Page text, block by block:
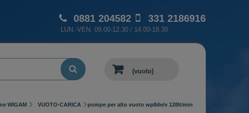
0881 204582 331 2186916
LUN.-VEN. 09.00-12.30 / 14.00-18.30
(vuoto)
WIGAM VUOTO-CARICA pompe per alto vuoto wp8de/v 128lt/min